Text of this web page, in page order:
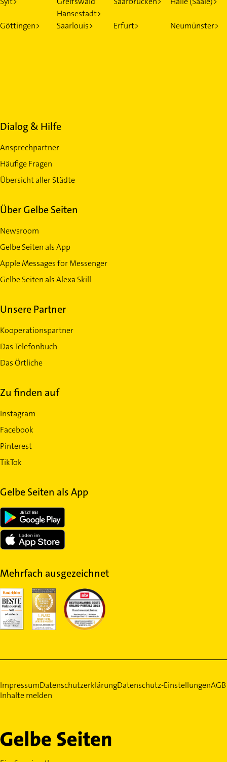
Hansestadt>
Göttingen> Saarlouis> Erfurt> Neumünster>
Dialog & Hilfe
Ansprechpartner
Häufige Fragen
Übersicht aller Städte
Über Gelbe Seiten
Newsroom
Gelbe Seiten als App
Apple Messages for Messenger
Gelbe Seiten als Alexa Skill
Unsere Partner
Kooperationspartner
Das Telefonbuch
Das Örtliche
Zu finden auf
Instagram
Facebook
Pinterest
TikTok
Gelbe Seiten als App
Mehrfach ausgezeichnet
ImpressumDatenschutzerklärungDatenschutz-EinstellungenAGB
Inhalte melden